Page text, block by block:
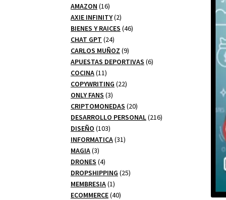
AMAZON 1616
productos
AXIE INFINITY 22
productos
BIENES Y RAICES 4646
CHAT GPT 2424
productos
CARLOS MUÑOZ 99
productos
APUESTAS DEPORTIVAS 66
COCINA 1111
productos
COPYWRITING 2222
ONLY FANS 33
productos
CRIPTOMONEDAS 2020
productos
DESARROLLO PERSONAL 216216
DISEÑO 103103
productos
INFORMATICA 3131
MAGIA 33
productos
DRONES 44
productos
DROPSHIPPING 2525
MEMBRESIA 11
producto
ECOMMERCE 4040